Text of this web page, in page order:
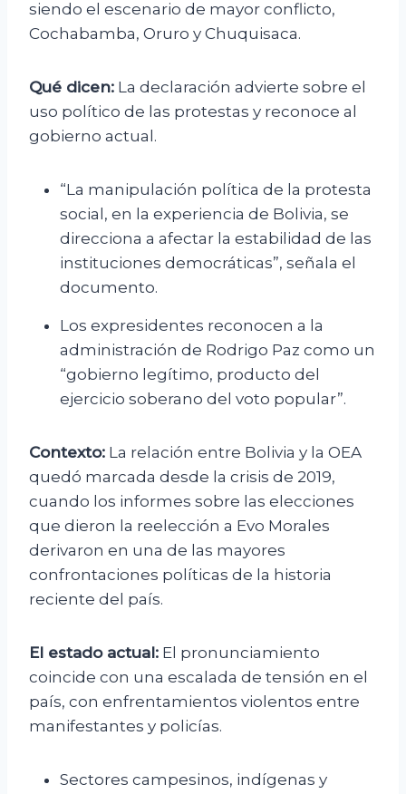
siendo el escenario de mayor conflicto,
Cochabamba, Oruro y Chuquisaca.
Qué dicen: La declaración advierte sobre el
uso político de las protestas y reconoce al
gobierno actual.
“La manipulación política de la protesta
social, en la experiencia de Bolivia, se
direcciona a afectar la estabilidad de las
instituciones democráticas”, señala el
documento.
Los expresidentes reconocen a la
administración de Rodrigo Paz como un
“gobierno legítimo, producto del
ejercicio soberano del voto popular”.
Contexto: La relación entre Bolivia y la OEA
quedó marcada desde la crisis de 2019,
cuando los informes sobre las elecciones
que dieron la reelección a Evo Morales
derivaron en una de las mayores
confrontaciones políticas de la historia
reciente del país.
El estado actual: El pronunciamiento
coincide con una escalada de tensión en el
país, con enfrentamientos violentos entre
manifestantes y policías.
Sectores campesinos, indígenas y